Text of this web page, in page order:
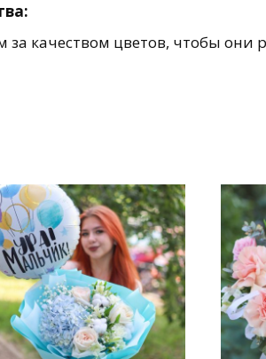
качеством цветов, чтобы они